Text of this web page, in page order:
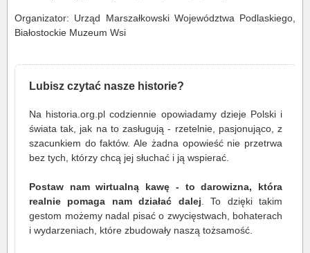
Organizator: Urząd Marszałkowski Województwa Podlaskiego,
Białostockie Muzeum Wsi
Lubisz czytać nasze historie?
Na historia.org.pl codziennie opowiadamy dzieje Polski i
świata tak, jak na to zasługują - rzetelnie, pasjonująco, z
szacunkiem do faktów. Ale żadna opowieść nie przetrwa
bez tych, którzy chcą jej słuchać i ją wspierać.
Postaw nam wirtualną kawę - to darowizna, która
realnie pomaga nam działać dalej . To dzięki takim
gestom możemy nadal pisać o zwycięstwach, bohaterach
i wydarzeniach, które zbudowały naszą tożsamość.